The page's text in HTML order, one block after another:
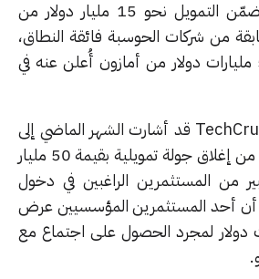
Technology. كما تضمّن التمويل نحو 15 مليار دولار من
شركات الحوسبة فائقة النطاق،
بقيمة 5 مليارات دولار من أمازون أُعلن عنه في
من TechCrunch قد أشارت الشهر الماضي إلى
أن الشركة كانت تقترب من إغلاق جولة تمويلية بقيمة 50 مليار
المستثمرين الراغبين في دخول
المستثمرين المؤسسيين عرض
دولار لمجرد الحصول على اجتماع مع